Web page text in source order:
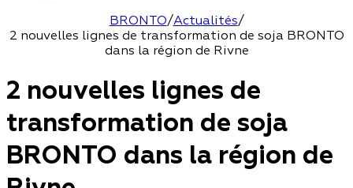
BRONTO/Actualités/
2 nouvelles lignes de transformation de soja BRONTO
dans la région de Rivne
2 nouvelles lignes de
transformation de soja
BRONTO dans la région de